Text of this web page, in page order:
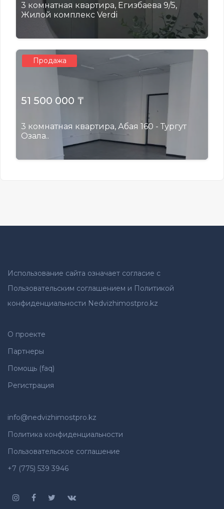
3 комнатная квартира, Егизбаева 9/5,
Жилой комплекс Verdi
Продажа
51 500 000 ₸
3 комнатная квартира, Абая 160 - Тургут
Озала..
Использование сайта означает согласие с
Пользовательским соглашением и Политикой
конфиденциальности Nedvizhimostpro.kz
О проекте
Партнеры
Помощь (faq)
Регистрация
info@nedvizhimostpro.kz
Политика конфиденциальности
Пользовательское соглашение
+7 (775) 539 3946